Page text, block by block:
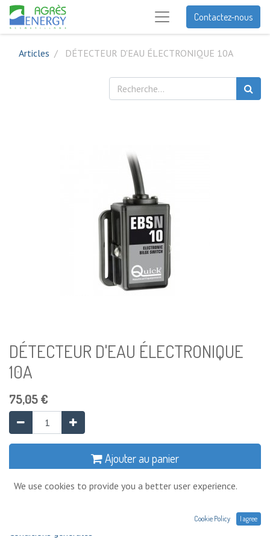
Contactez-nous
Articles DÉTECTEUR D'EAU ÉLECTRONIQUE 10A
DÉTECTEUR D'EAU ÉLECTRONIQUE
10A
75,05€
Ajouter au panier
Ajouter à la liste de souhaits
Conditions générales
We use cookies to provide you a better user experience.
Cookie Policy I agree